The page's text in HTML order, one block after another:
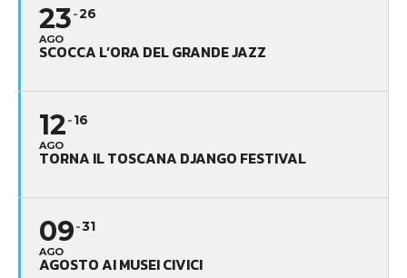
23
AGO
26
SCOCCA L’ORA DEL GRANDE JAZZ
12
AGO
16
TORNA IL TOSCANA DJANGO FESTIVAL
09
AGO
31
AGOSTO AI MUSEI CIVICI